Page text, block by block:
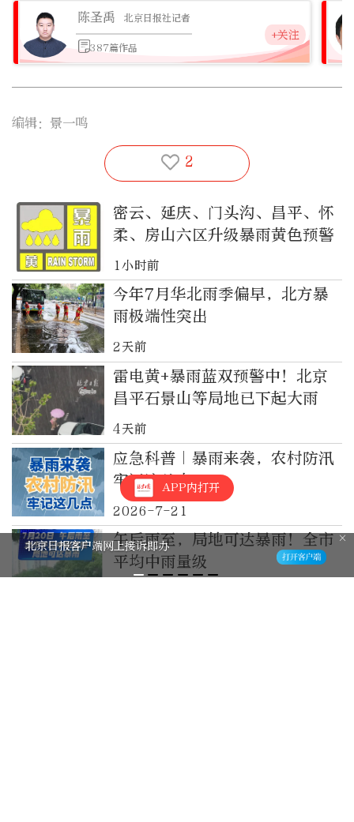
陈圣禹 北京日报社记者
387篇作品
+关注
编辑：景一鸣
2
密云、延庆、门头沟、昌平、怀
柔、房山六区升级暴雨黄色预警
1小时前
今年7月华北雨季偏早，北方暴
雨极端性突出
2天前
雷电黄+暴雨蓝双预警中！北京
昌平石景山等局地已下起大雨
4天前
应急科普｜暴雨来袭，农村防汛
牢记这几点
2026-7-21
午后雨至，局地可达暴雨！全市
平均中雨量级
APP内打开
北京日报客户端网上接诉即办